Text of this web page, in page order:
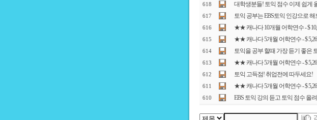
618 대학생분들! 토익 점수 이제 쉽게
617 토익 공부는 EBS토익 인강으로
616 ★★ 캐나다 10개월 어학연수 - $
615 ★★ 캐나다 5개월 어학연수 - $
614 토익을 공부 할때 가장 듣기 좋은
613 ★★ 캐나다 5개월 어학연수 - $
612 토익 고득점! 취업전에 따두세요!
611 ★★ 캐나다 5개월 어학연수 - $
610 EBS 토익 강의 듣고 토익 점수 올